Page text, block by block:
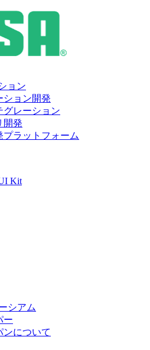
ョン
ション開発
グレーション
開発
プラットフォーム
Kit
シアム
ー
ンについて